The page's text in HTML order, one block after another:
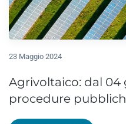
23 Maggio 2024
Agrivoltaico: dal
procedure